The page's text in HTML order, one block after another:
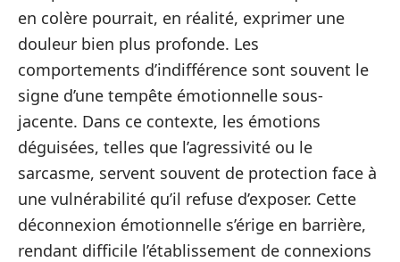
en colère pourrait, en réalité, exprimer une
douleur bien plus profonde. Les
comportements d’indifférence sont souvent le
signe d’une tempête émotionnelle sous-
jacente. Dans ce contexte, les émotions
déguisées, telles que l’agressivité ou le
sarcasme, servent souvent de protection face à
une vulnérabilité qu’il refuse d’exposer. Cette
déconnexion émotionnelle s’érige en barrière,
rendant difficile l’établissement de connexions